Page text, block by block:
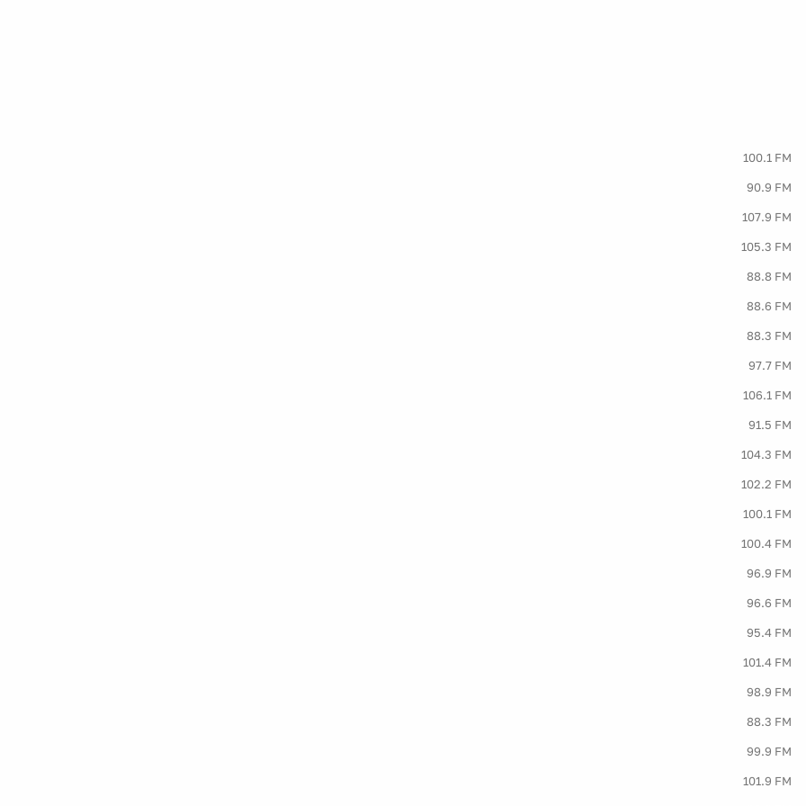
100.1 FM
90.9 FM
107.9 FM
105.3 FM
88.8 FM
88.6 FM
88.3 FM
97.7 FM
106.1 FM
91.5 FM
104.3 FM
102.2 FM
100.1 FM
100.4 FM
96.9 FM
96.6 FM
95.4 FM
101.4 FM
98.9 FM
88.3 FM
99.9 FM
101.9 FM